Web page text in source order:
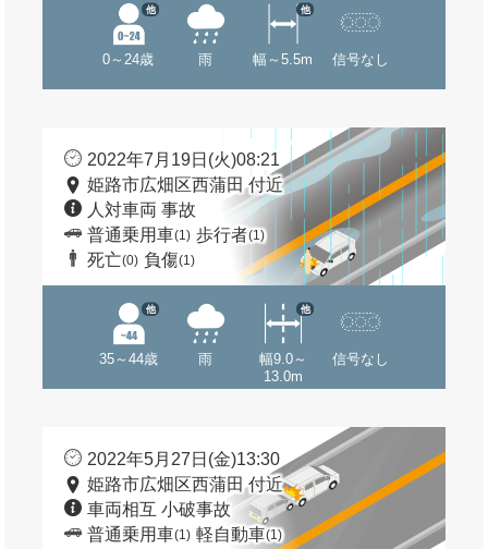
0～24歳
他
雨 幅～5.5m
他
信号なし
2022年7月19日(火)08:21
姫路市広畑区西蒲田 付近
人対車両 事故
普通乗用車(1) 歩行者(1)
死亡(0) 負傷(1)
35～44歳
他
雨
幅9.0～
13.0m
他
信号なし
2022年5月27日(金)13:30
姫路市広畑区西蒲田 付近
車両相互 小破事故
普通乗用車(1) 軽自動車(1)